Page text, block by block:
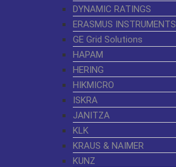
DYNAMIC RATINGS
ERASMUS INSTRUMENTS
GE Grid Solutions
HAPAM
HERING
HIKMICRO
ISKRA
JANITZA
KLK
KRAUS & NAIMER
KUNZ